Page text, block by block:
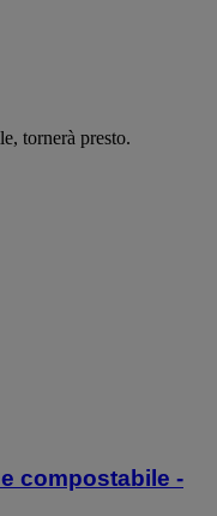
tornerà presto.
compostabile -